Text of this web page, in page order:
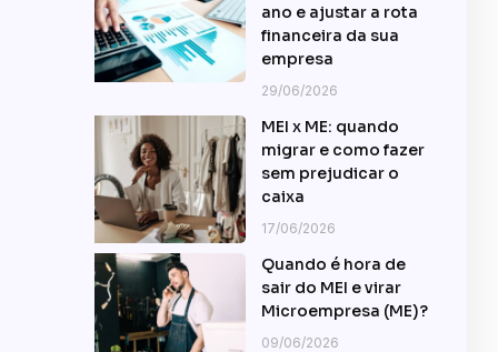
ano e ajustar a rota
financeira da sua
empresa
29/06/2026
MEI x ME: quando
migrar e como fazer
sem prejudicar o
caixa
17/06/2026
Quando é hora de
sair do MEI e virar
Microempresa (ME)?
09/06/2026